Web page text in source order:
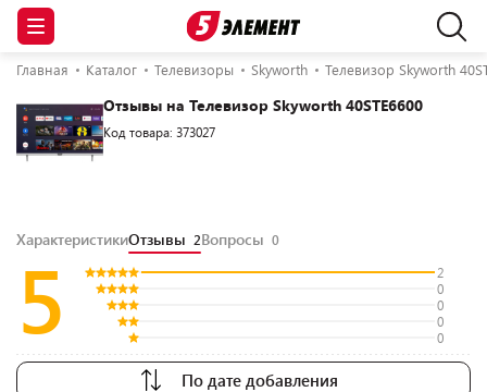
Главная Каталог Телевизоры Skyworth Телевизор Skyworth
Отзывы на Телевизор Skyworth 40STE6600
Код товара: 373027
ХарактеристикиОтзывы 2Вопросы 0
5
2
0
0
0
0
По дате добавления